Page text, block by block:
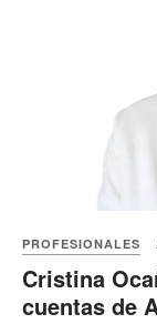
PROFESIONALES
Cristina
cuentas de